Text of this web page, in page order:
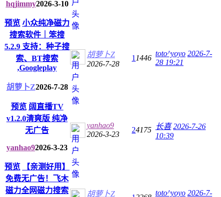
hqjimmy2026-3-10
预览 小众纯净磁力
搜索软件｜笨搜
5.2.9 支持：种子搜
索、BT搜索
,Googleplay
胡萝卜Z2026-7-28
胡萝卜Z
2026-7-28
1 1446
toto^yoyo 2026-7-
28 19:21
预览 阔直播TV
v1.2.0清爽版 纯净
无广告
yanhao92026-3-23
yanhao9
2026-3-23
24175 长喜 2026-7-26
10:39
预览
【亲测好用】
免费无广告！飞木
磁力全网磁力搜索
胡萝卜Z
toto^yoyo 2026-7-